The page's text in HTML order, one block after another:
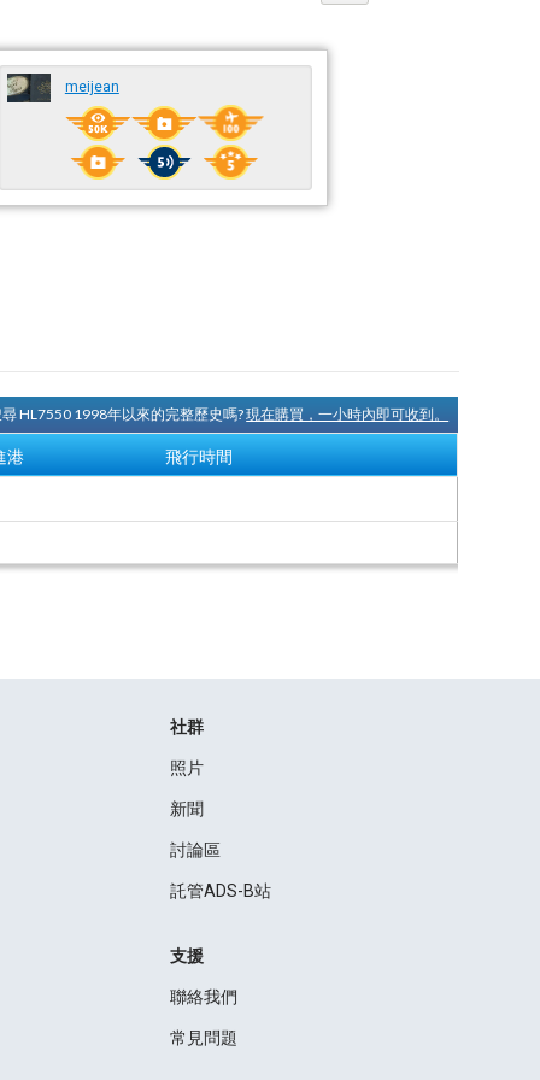
meijean
HL7550 1998年以來的完整歷史嗎?現在購買，一小時內即可收到。
港 飛行時間
社群
照片
新聞
討論區
託管ADS-B站
支援
聯絡我們
常見問題